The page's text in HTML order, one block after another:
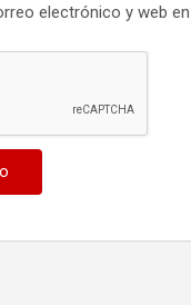
electrónico y web